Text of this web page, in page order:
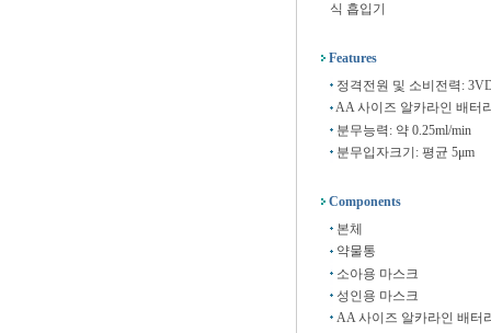
식 흡입기
Features
정격전원 및 소비전력:
AA 사이즈 알카라인 배터
분무능력: 약 0.25ml/min
분무입자크기: 평균 5μm
Components
본체
약물통
소아용 마스크
성인용 마스크
AA 사이즈 알카라인 배터